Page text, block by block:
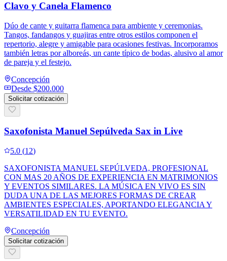
Clavo y Canela Flamenco
Dúo de cante y guitarra flamenca para ambiente y ceremonias.
Tangos, fandangos y guajiras entre otros estilos componen el
repertorio, alegre y amigable para ocasiones festivas. Incorporamos
también letras por alboreás, un cante típico de bodas, alusivo al amor
de pareja y el festejo.
Concepción
Desde $200.000
Solicitar cotización
Saxofonista Manuel Sepúlveda Sax in Live
5.0 (12)
SAXOFONISTA MANUEL SEPÚLVEDA, PROFESIONAL
CON MAS 20 AÑOS DE EXPERIENCIA EN MATRIMONIOS
Y EVENTOS SIMILARES. LA MÚSICA EN VIVO ES SIN
DUDA UNA DE LAS MEJORES FORMAS DE CREAR
AMBIENTES ESPECIALES, APORTANDO ELEGANCIA Y
VERSATILIDAD EN TU EVENTO.
Concepción
Solicitar cotización